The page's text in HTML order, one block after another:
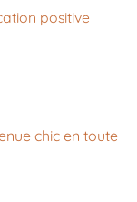
positive
chic en toute